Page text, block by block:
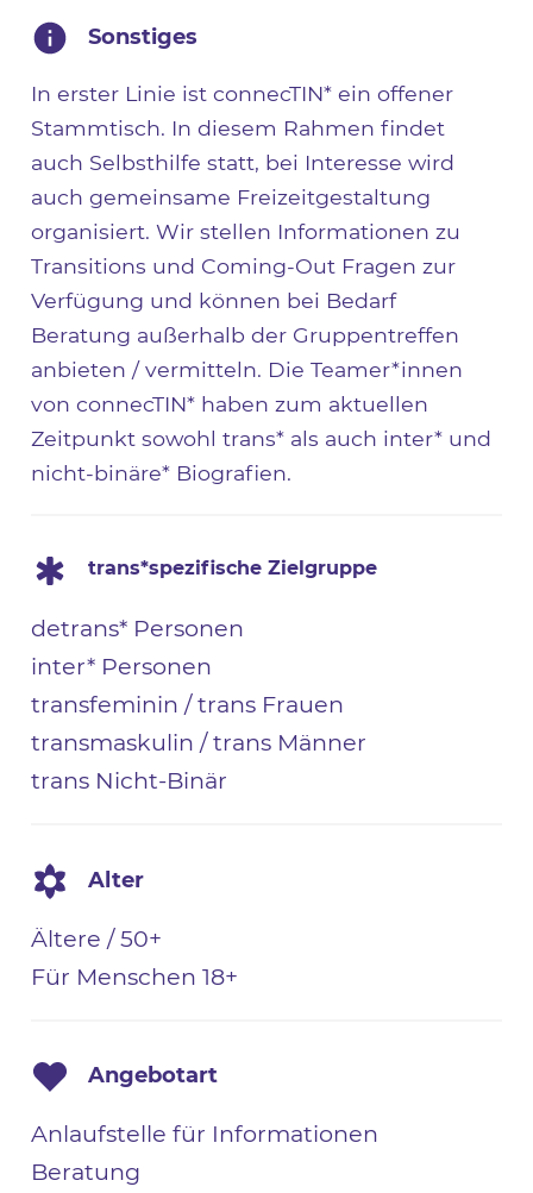
Sonstiges
In erster Linie ist connecTIN* ein offener
Stammtisch. In diesem Rahmen findet
auch Selbsthilfe statt, bei Interesse wird
auch gemeinsame Freizeitgestaltung
organisiert. Wir stellen Informationen zu
Transitions und Coming-Out Fragen zur
Verfügung und können bei Bedarf
Beratung außerhalb der Gruppentreffen
anbieten / vermitteln. Die Teamer*innen
von connecTIN* haben zum aktuellen
Zeitpunkt sowohl trans* als auch inter* und
nicht-binäre* Biografien.
trans*spezifische Zielgruppe
detrans* Personen
inter* Personen
transfeminin / trans Frauen
transmaskulin / trans Männer
trans Nicht-Binär
Alter
Ältere / 50+
Für Menschen 18+
Angebotart
Anlaufstelle für Informationen
Beratung